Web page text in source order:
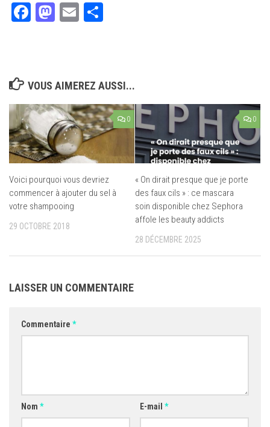
Facebook
Mastodon
Email
VOUS AIMEREZ AUSSI...
0
Voici pourquoi vous devriez
commencer à ajouter du sel à
votre shampooing
29 OCTOBRE 2018
0
« On dirait presque que je porte
des faux cils » : ce mascara
soin disponible chez Sephora
affole les beauty addicts
28 DÉCEMBRE 2025
LAISSER UN COMMENTAIRE
Commentaire *
Nom * E-mail *